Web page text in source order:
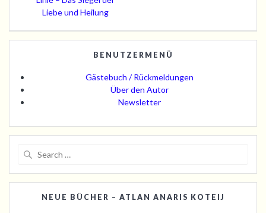
Liebe und Heilung
BENUTZERMENÜ
Gästebuch / Rückmeldungen
Über den Autor
Newsletter
NEUE BÜCHER – ATLAN ANARIS KOTEIJ